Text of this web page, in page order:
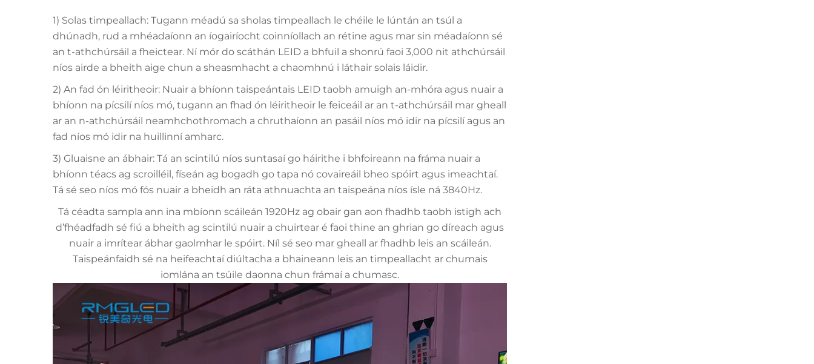
1) Solas timpeallach: Tugann méadú sa sholas timpeallach le chéile le lúntán an tsúl a
dhúnadh, rud a mhéadaíonn an íogairíocht coinníollach an rétine agus mar sin méadaíonn sé
an t-athchúrsáil a fheictear. Ní mór do scáthán LEID a bhfuil a shonrú faoi 3,000 nit athchúrsáil
níos airde a bheith aige chun a sheasmhacht a chaomhnú i láthair solais láidir.
2) An fad ón léiritheoir: Nuair a bhíonn taispeántais LEID taobh amuigh an-mhóra agus nuair a
bhíonn na pícsilí níos mó, tugann an fhad ón léiritheoir le feiceáil ar an t-athchúrsáil mar gheall
ar an n-athchúrsáil neamhchothromach a chruthaíonn an pasáil níos mó idir na pícsilí agus an
fad níos mó idir na huillinní amharc.
3) Gluaisne an ábhair: Tá an scintilú níos suntasaí go háirithe i bhfoireann na fráma nuair a
bhíonn téacs ag scroilléil, físeán ag bogadh go tapa nó covaireáil bheo spóirt agus imeachtaí.
Tá sé seo níos mó fós nuair a bheidh an ráta athnuachta an taispeána níos ísle ná 3840Hz.
Tá céadta sampla ann ina mbíonn scáileán 1920Hz ag obair gan aon fhadhb taobh istigh ach
d’fhéadfadh sé fiú a bheith ag scintilú nuair a chuirtear é faoi thine an ghrian go díreach agus
nuair a imrítear ábhar gaolmhar le spóirt. Níl sé seo mar gheall ar fhadhb leis an scáileán.
Taispeánfaidh sé na heifeachtaí diúltacha a bhaineann leis an timpeallacht ar chumais
iomlána an tsúile daonna chun frámaí a chumasc.